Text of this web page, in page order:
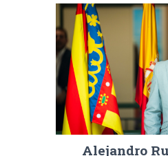
Alejandro